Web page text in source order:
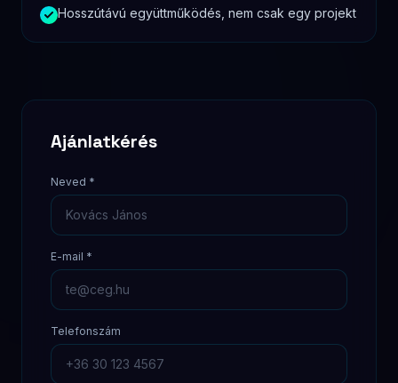
Hosszútávú együttműködés, nem csak egy projekt
Ajánlatkérés
Neved *
E-mail *
Telefonszám